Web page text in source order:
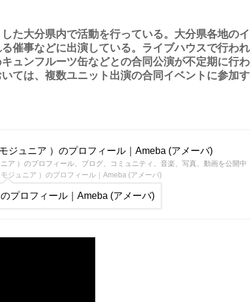
た大分県内で活動を行っている。大分県各地のイ
催事などに出演している。ライブハウスで行われ
ュンフルーツ缶などとの合同公演が不定期に行わ
ては、複数ユニット出演の合同イベントに参加す
ジュニア ）のプロフィール｜Ameba (アメーバ)
ア ）のプロフィール、ブログ、コミュニティ、音楽、写真、動画を公開中
ジュニア ）のプロフィール｜Ameba (アメーバ)
プロフィール｜Ameba (アメーバ)